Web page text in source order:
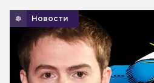
Новости